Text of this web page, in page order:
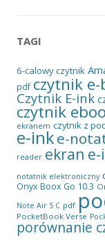
TAGI
6-calowy czytnik
pdf czytnik
Czytnik E-ink
czytnik
ekranem czytnik z
e-inke-
reader ekran
notatnik elektroniczny
Onyx Boox Go 10.3
Note Air 5 C pdf
PocketBook Verse
porównanie